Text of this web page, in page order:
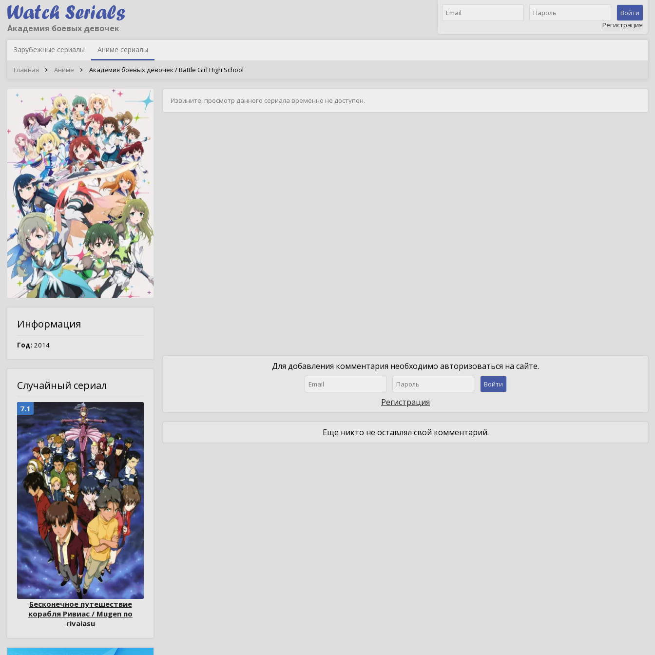
Академия боевых девочек
Войти
Регистрация
Зарубежные сериалы Аниме сериалы
Главная Аниме Академия боевых девочек / Battle Girl High School
Информация
Год: 2014
Случайный сериал
7.1
Бесконечное путешествие
корабля Ривиас / Mugen no
rivaiasu
Извините, просмотр данного сериала временно не доступен.
Для добавления комментария необходимо авторизоваться на сайте.
Войти
Регистрация
Еще никто не оставлял свой комментарий.